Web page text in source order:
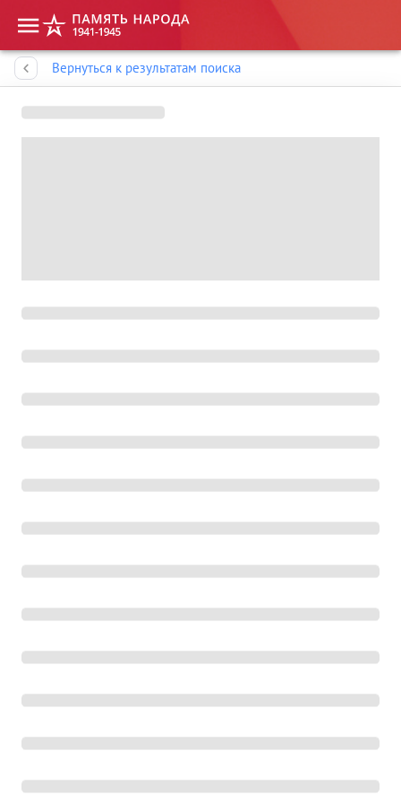
Вернуться к результатам поиска
Память народа